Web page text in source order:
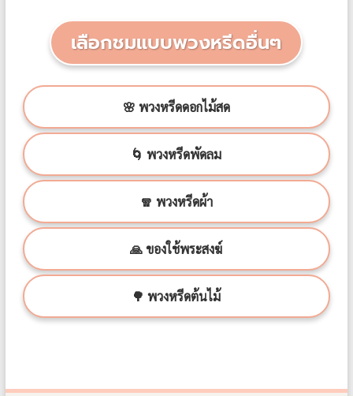
เลือกชมแบบพวงหรีดอื่นๆ
🌸 พวงหรีดดอกไม้สด
🌀 พวงหรีดพัดลม
🧣 พวงหรีดผ้า
🙏 ของใช้พระสงฆ์
🌳 พวงหรีดต้นไม้